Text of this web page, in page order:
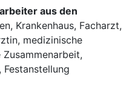
aus den
Krankenhaus, Facharzt,
medizinische